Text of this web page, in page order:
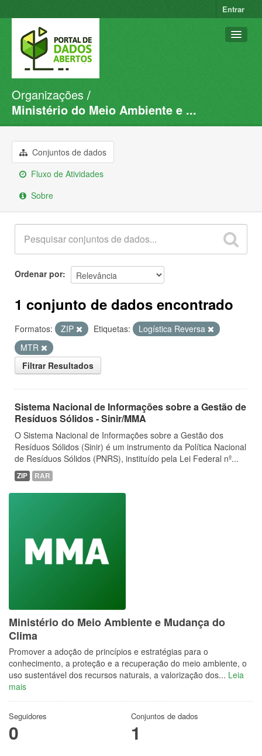
Entrar
Conjuntos de dados
Organizações
Sobre
Organizações
Ministério do Meio Ambiente e ...
Conjuntos de dados
Fluxo de Atividades
Sobre
Ordenar por
1 conjunto de dados encontrado
Formatos: ZIP Etiquetas:
Logística Reversa
MTR
Filtrar Resultados
Sistema Nacional de Informações sobre a Gestão de
Resíduos Sólidos - Sinir/MMA
O Sistema Nacional de Informações sobre a Gestão dos
Resíduos Sólidos (Sinir) é um instrumento da Política Nacional
de Resíduos Sólidos (PNRS), instituído pela Lei Federal nº...
ZIP RAR
Ministério do Meio Ambiente e Mudança do
Clima
Promover a adoção de princípios e estratégias para o
conhecimento, a proteção e a recuperação do meio ambiente, o
uso sustentável dos recursos naturais, a valorização dos... Leia
mais
Seguidores
0
Conjuntos de dados
1